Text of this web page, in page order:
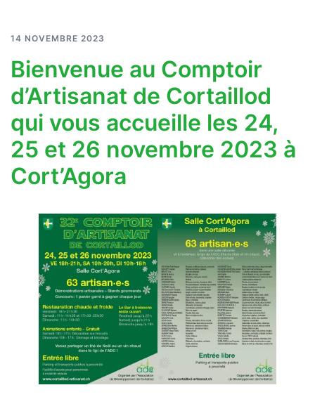
14 NOVEMBRE 2023
Bienvenue au Comptoir
d’Artisanat de Cortaillod
qui vous accueille les 24,
25 et 26 novembre 2023 à
Cort’Agora